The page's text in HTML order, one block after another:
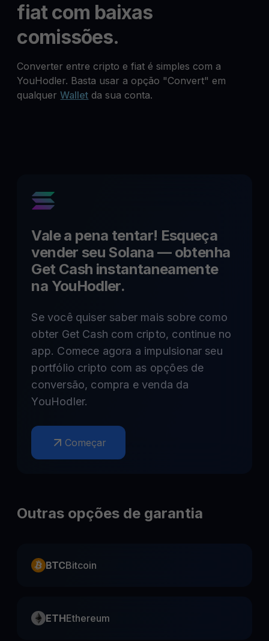
fiat com baixas
comissões.
Converter entre cripto e fiat é simples com a
YouHodler. Basta usar a opção "Convert" em
qualquerWallet da sua conta.
Vale a pena tentar! Esqueça
vender seu Solana — obtenha
Get Cash instantaneamente
na YouHodler.
Se você quiser saber mais sobre como
obter Get Cash com cripto, continue no
app. Comece agora a impulsionar seu
portfólio cripto com as opções de
conversão, compra e venda da
YouHodler.
Começar
Outras opções de garantia
BTCBitcoin
ETHEthereum